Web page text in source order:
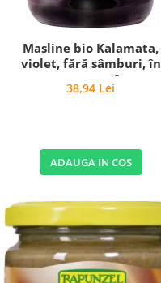
Masline bio Kalamata,
violet, fără sâmburi, în
saramură
38,94 Lei
ADAUGA IN COS